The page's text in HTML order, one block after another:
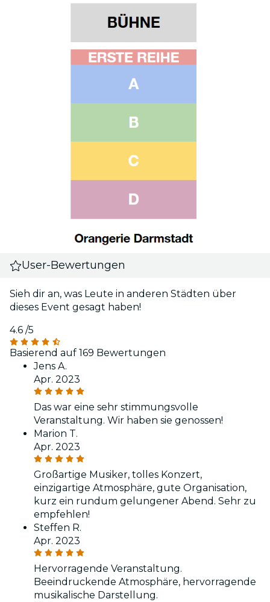
User-Bewertungen
Sieh dir an, was Leute in anderen Städten über
dieses Event gesagt haben!
4.6 /5
Basierend auf 169 Bewertungen
Jens A.
Apr. 2023
Das war eine sehr stimmungsvolle
Veranstaltung. Wir haben sie genossen!
Marion T.
Apr. 2023
Großartige Musiker, tolles Konzert,
einzigartige Atmosphäre, gute Organisation,
kurz ein rundum gelungener Abend. Sehr zu
empfehlen!
Steffen R.
Apr. 2023
Hervorragende Veranstaltung.
Beeindruckende Atmosphäre, hervorragende
musikalische Darstellung.